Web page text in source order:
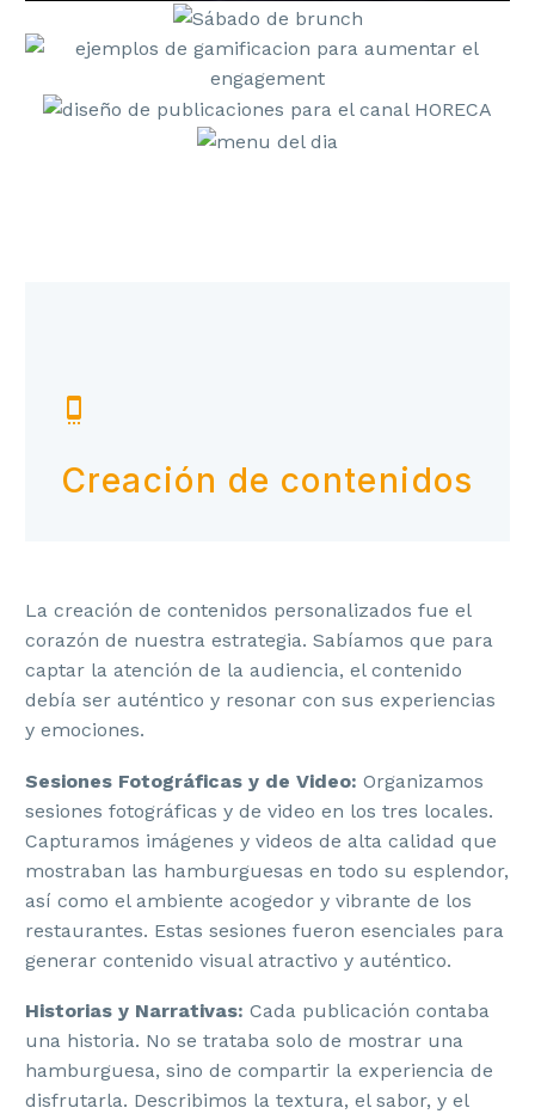


Creación de contenidos
La creación de contenidos personalizados fue el
corazón de nuestra estrategia. Sabíamos que para
captar la atención de la audiencia, el contenido
debía ser auténtico y resonar con sus experiencias
y emociones.
Sesiones Fotográficas y de Video: Organizamos
sesiones fotográficas y de video en los tres locales.
Capturamos imágenes y videos de alta calidad que
mostraban las hamburguesas en todo su esplendor,
así como el ambiente acogedor y vibrante de los
restaurantes. Estas sesiones fueron esenciales para
generar contenido visual atractivo y auténtico.
Historias y Narrativas: Cada publicación contaba
una historia. No se trataba solo de mostrar una
hamburguesa, sino de compartir la experiencia de
disfrutarla. Describimos la textura, el sabor, y el